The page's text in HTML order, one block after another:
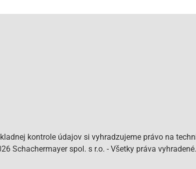
kontrole údajov si vyhradzujeme právo na
Schachermayer spol. s r.o. - Všetky práva vyhradené.